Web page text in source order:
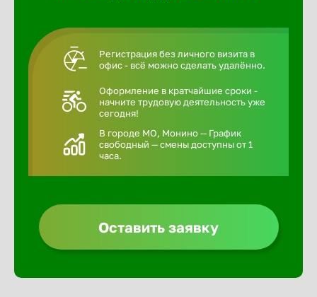
Регистрация без личного визита в
офис - всё можно сделать удалённо.
Оформление в кратчайшие сроки -
начните трудовую деятельность уже
сегодня!
В городе МО, Монино — График
свободный — смены доступны от 1
часа.
Оставить заявку